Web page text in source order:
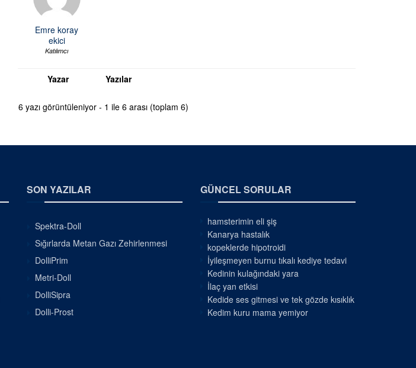
Emre koray
ekici
Katılımcı
Yazar Yazılar
6 yazı görüntüleniyor - 1 ile 6 arası (toplam 6)
SON YAZILAR
Spektra-Doll
Sığırlarda Metan Gazı Zehirlenmesi
DolliPrim
Metri-Doll
DolliSipra
Dolli-Prost
GÜNCEL SORULAR
hamsterimin eli şiş
Kanarya hastalık
kopeklerde hipotroidi
İyileşmeyen burnu tıkalı kediye tedavi
Kedinin kulağındaki yara
İlaç yan etkisi
Kedide ses gitmesi ve tek gözde kısıklık
Kedim kuru mama yemiyor